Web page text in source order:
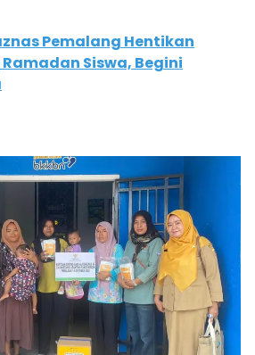
Pemalang Hentikan
Siswa, Begini